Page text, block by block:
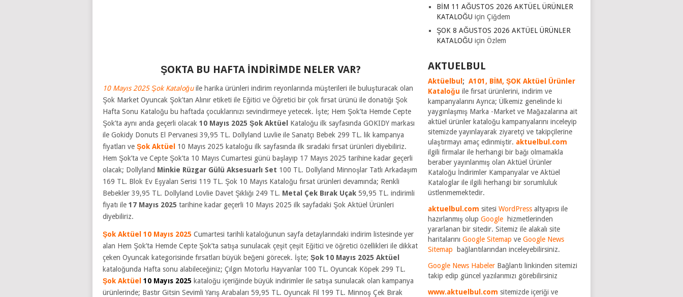
ŞOKTA BU HAFTA İNDİRİMDE NELER VAR?
10 Mayıs 2025 Şok Kataloğuile harika ürünleri indirim reyonlarında müşterileri ile buluşturacak olan
Şok Market Oyuncak Şok’tan Alınır etiketi ile Eğitici ve Öğretici bir çok fırsat ürünü ile donatığı Şok
Hafta Sonu Kataloğu bu haftada çocuklarınızı sevindirmeye yetecek. İşte; Hem Şok’ta Hemde Cepte
Şok’ta aynı anda geçerli olacak 10 Mayıs 2025 Şok Aktüel Kataloğu ilk sayfasında GOKIDY markası
ile Gokidy Donuts El Pervanesi 39,95 TL. Dollyland Luvlie ile Sanatçı Bebek 299 TL. lik kampanya
fiyatları ve Şok Aktüel
10 Mayıs 2025 kataloğu ilk sayfasında ilk sıradaki fırsat ürünleri diyebiliriz.
Hem Şok’ta ve Cepte Şok’ta 10 Mayıs Cumartesi günü başlayıp 17 Mayıs 2025 tarihine kadar geçerli
olacak; Dollyland Minkie Rüzgar Gülü Aksesuarlı Set 100 TL. Dollyland Minnoşlar Tatlı Arkadaşım
169 TL. Blok Ev Eşyaları Serisi 119 TL. Şok 10 Mayıs Kataloğu fırsat ürünleri devamında; Renkli
Bebekler 39,95 TL. Dollyland Lovlie Davet Şıklığı 249 TL. Metal Çek Bırak Uçak 59,95 TL. indirimli
fiyatı ile 17 Mayıs 2025 tarihine kadar geçerli 10 Mayıs 2025 ilk sayfadaki Şok Aktüel Ürünleri
diyebiliriz.
Şok Aktüel 10 Mayıs 2025 Cumartesi tarihli kataloğunun sayfa detaylarındaki indirim listesinde yer
alan Hem Şok’ta Hemde Cepte Şok’ta satışa sunulacak çeşit çeşit Eğitici ve öğretici özellikleri ile dikkat
çeken Oyuncak kategorisinde fırsatları büyük beğeni görecek. İşte; Şok 10 Mayıs 2025 Aktüel
kataloğunda Hafta sonu alabileceğiniz; Çılgın Motorlu Hayvanlar 100 TL. Oyuncak Köpek 299 TL.
Şok Aktüel 10 Mayıs 2025 kataloğu içeriğinde büyük indirimler ile satışa sunulacak olan kampanya
ürünlerinde; Bastır Gitsin Sevimli Yarış Arabaları 59,95 TL. Oyuncak Fil 199 TL. Minnoş Çek Bırak
BİM 11 AĞUSTOS 2026 AKTÜEL ÜRÜNLER
KATALOĞU için Çiğdem
ŞOK 8 AĞUSTOS 2026 AKTÜEL ÜRÜNLER
KATALOĞU için Özlem
AKTUELBUL
Aktüelbul ; A101, BİM, ŞOK Aktüel Ürünler
Kataloğu ile fırsat ürünlerini, indirim ve
kampanyalarını Ayrıca; Ülkemiz genelinde ki
yaygınlaşmış Marka -Market ve Mağazalarına ait
aktüel ürünler kataloğu kampanyalarını inceleyip
sitemizde yayınlayarak ziyaretçi ve takipçilerine
ulaştırmayı amaç edinmiştir. aktuelbul.com
ilgili firmalar ile herhangi bir bağı olmamakla
beraber yayınlanmış olan Aktüel Ürünler
Kataloğu İndirimler Kampanyalar ve Aktüel
Kataloglar ile ilgili herhangi bir sorumluluk
üstlenmemektedir.
aktuelbul.com sitesi WordPress altyapısı ile
hazırlanmış olup Google hizmetlerinden
yararlanan bir sitedir. Sitemiz ile alakalı site
haritalarını Google Sitemap ve Google News
Sitemap
bağlantılarından inceleyebilirsiniz.
Google News Habeler Bağlantı linkinden sitemizi
takip edip güncel yazılarımızı görebilirsiniz
www.aktuelbul.com sitemizde içeriği ve